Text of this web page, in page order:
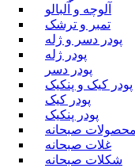
آلوچه و آلبالو
تمبر و ترشک
پودر دسر و ژله
پودر ژله
پودر دسر
پودر کیک و پنکیک
پودر کیک
پودر پنکیک
محصولات صبحانه
غلات صبحانه
شکلات صبحانه